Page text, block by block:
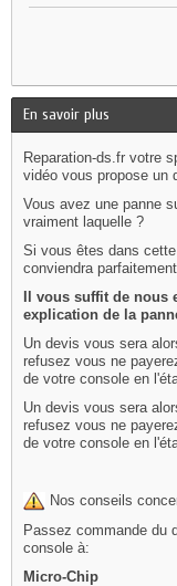
En savoir plus
Reparation-ds.fr votre
vidéo vous propose un
Vous avez une panne
vraiment laquelle ?
Si vous êtes dans
conviendra parfaitement
Il vous suffit de nous
explication de la
Un devis vous sera
refusez vous ne
de votre console en
Un devis vous sera
refusez vous ne
de votre console en
Nos conseils
Passez commande du
console à:
Micro-Chip